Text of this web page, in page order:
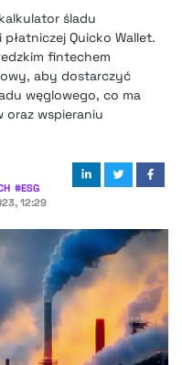
śladu
Quicko Wallet.
fintechem
aby dostarczyć
węglowego, co ma
wspieraniu
#ESG
12:29